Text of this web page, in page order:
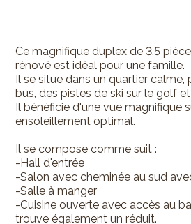
Ce magnifique duplex de 3,5
rénové est idéal pour une famille.
Il se situe dans un quartier calme,
bus, des pistes de ski sur le golf
Il bénéficie d'une vue magnifique
ensoleillement optimal.
Il se compose comme suit :
-Hall d'entrée
-Salon avec cheminée au sud
-Salle à manger
-Cuisine ouverte avec accès au
trouve également un réduit.